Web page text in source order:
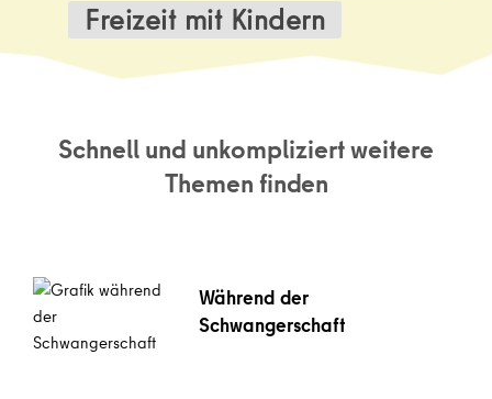
Freizeit mit Kindern
Schnell und unkompliziert weitere
Themen finden
Während der
Schwangerschaft